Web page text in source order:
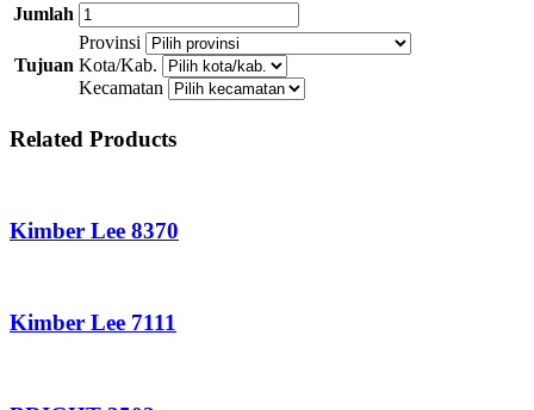
Jumlah
Tujuan
Provinsi
Kota/Kab.
Kecamatan
Related Products
Kimber Lee 8370
Kimber Lee 7111